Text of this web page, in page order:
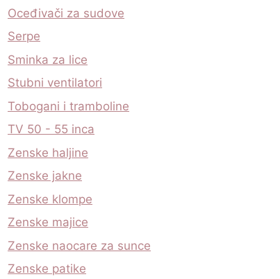
Oceđivači za sudove
Serpe
Sminka za lice
Stubni ventilatori
Tobogani i tramboline
TV 50 - 55 inca
Zenske haljine
Zenske jakne
Zenske klompe
Zenske majice
Zenske naocare za sunce
Zenske patike